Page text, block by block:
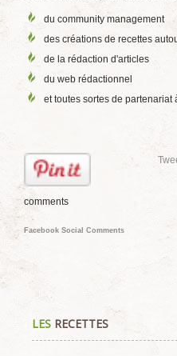
du community management
des créations de recettes
de la rédaction d'articles
du web rédactionnel
et toutes sortes de partenariat
comments
Facebook Social Comments
LES RECETTES